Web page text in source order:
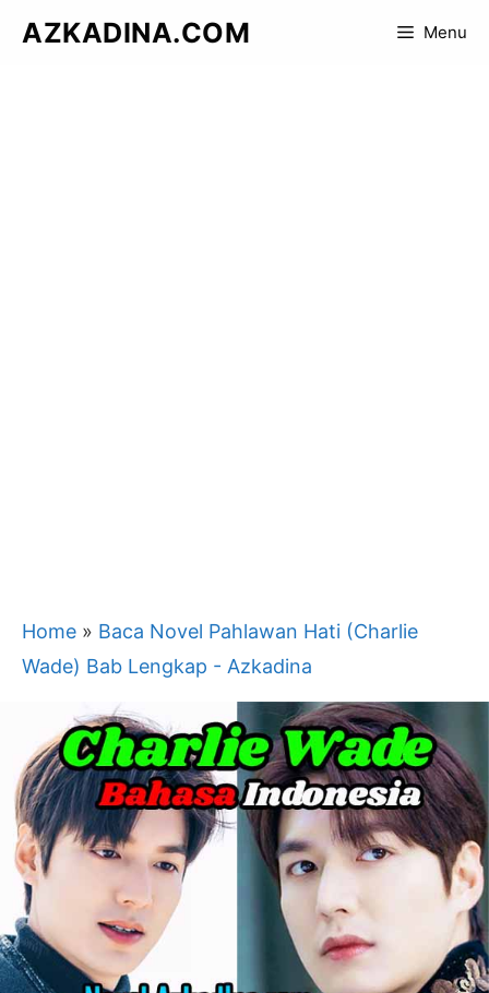
AZKADINA.COM Menu
Home » Baca Novel Pahlawan Hati (Charlie
Wade) Bab Lengkap - Azkadina